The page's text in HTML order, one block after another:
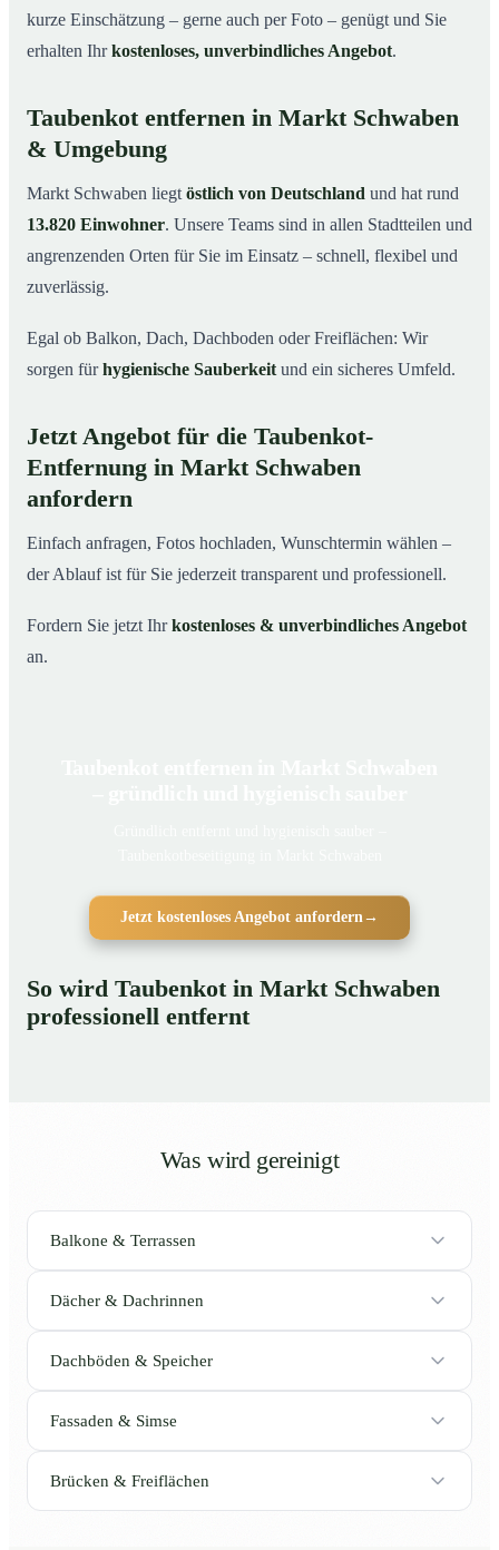
kurze Einschätzung – gerne auch per Foto – genügt und Sie
erhalten Ihrkostenloses, unverbindliches Angebot.
Taubenkot entfernen in Markt Schwaben
& Umgebung
Markt Schwaben liegt östlich von Deutschland und hat rund
13.820 Einwohner. Unsere Teams sind in allen Stadtteilen und
angrenzenden Orten für Sie im Einsatz – schnell, flexibel und
zuverlässig.
Egal ob Balkon, Dach, Dachboden oder Freiflächen: Wir
sorgen fürhygienische Sauberkeit und ein sicheres Umfeld.
Jetzt Angebot für die Taubenkot-
Entfernung in Markt Schwaben
anfordern
Einfach anfragen, Fotos hochladen, Wunschtermin wählen –
der Ablauf ist für Sie jederzeit transparent und professionell.
Fordern Sie jetzt Ihrkostenloses & unverbindliches Angebot
an.
Jetzt kostenloses Angebot anfordern→
So wird Taubenkot in Markt Schwaben
professionell entfernt
Was wird gereinigt
Balkone & Terrassen
Dächer & Dachrinnen
Dachböden & Speicher
Fassaden & Simse
Brücken & Freiflächen